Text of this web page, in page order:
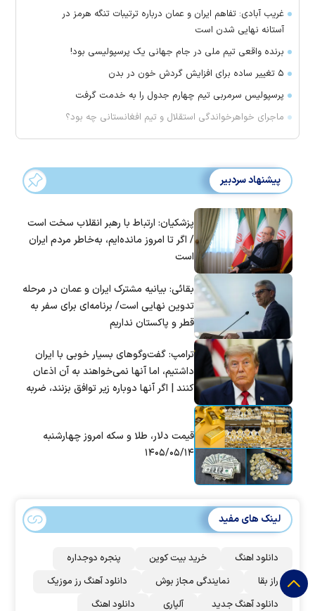
غریب آبادی: تفاهم ایران و عمان درباره ترتیبات تنگه هرمز در
آستانه نهایی شدن است
برنده واقعی تیم ملی در جام جهانی یک پرسپولیسی بود!
۵ تغییر ساده برای افزایش گردش خون در بدن
پرسپولیس سرمربی تیم چهارم جدول را به خدمت گرفت
ماجرای خواهرخواندگی استقلال و تیم افغانستانی چه بود؟
پیشنهاد سردبیر
پزشکیان: ارتباط با رهبر انقلاب سخت است
/ اگر تا امروز مانده‌ایم، به‌خاطر مردم ایران
است
بقائی: بیانیه مشترک ایران و عمان در مرحله
تدوین نهایی است/ برنامه‌ای برای سفر به
قطر و پاکستان نداریم
ترامپ: گفت‌و‌گو‌های بسیار خوبی با ایران
داشتیم، اما آنها نمی‌خواهند به آن اذعان
کنند | اگر آنها دوباره زیر توافق بزنند، ضربه
قیمت دلار، طلا و سکه امروز چهارشنبه
۱۴۰۵/۰۵/۱۴
لینک های مفید
دانلود اهنگ خرید بیت کوین
پنجره دوجداره
راز بقا
نمایندگی مجاز بوش
دانلود آهنگ رز‌ موزیک
دانلود آهنگ جدید
آلپاری دانلود اهنگ